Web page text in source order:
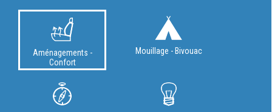
Aménagements -
Confort
Mouillage - Bivouac